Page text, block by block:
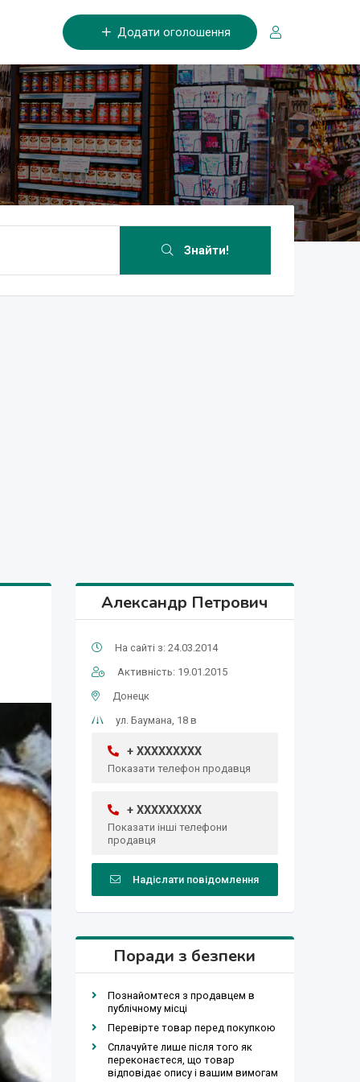
Додати оголошення
Знайти!
Александр Петрович
На сайті з: 24.03.2014
Активність: 19.01.2015
Донецк
ул. Баумана, 18 в
+ XXXXXXXXX
Показати телефон продавця
+ XXXXXXXXX
Показати інші телефони
продавця
Надіслати повідомлення
Поради з безпеки
Познайомтеся з продавцем в
публічному місці
Перевірте товар перед покупкою
Сплачуйте лише після того як
переконаєтеся, що товар
відповідає опису і вашим вимогам